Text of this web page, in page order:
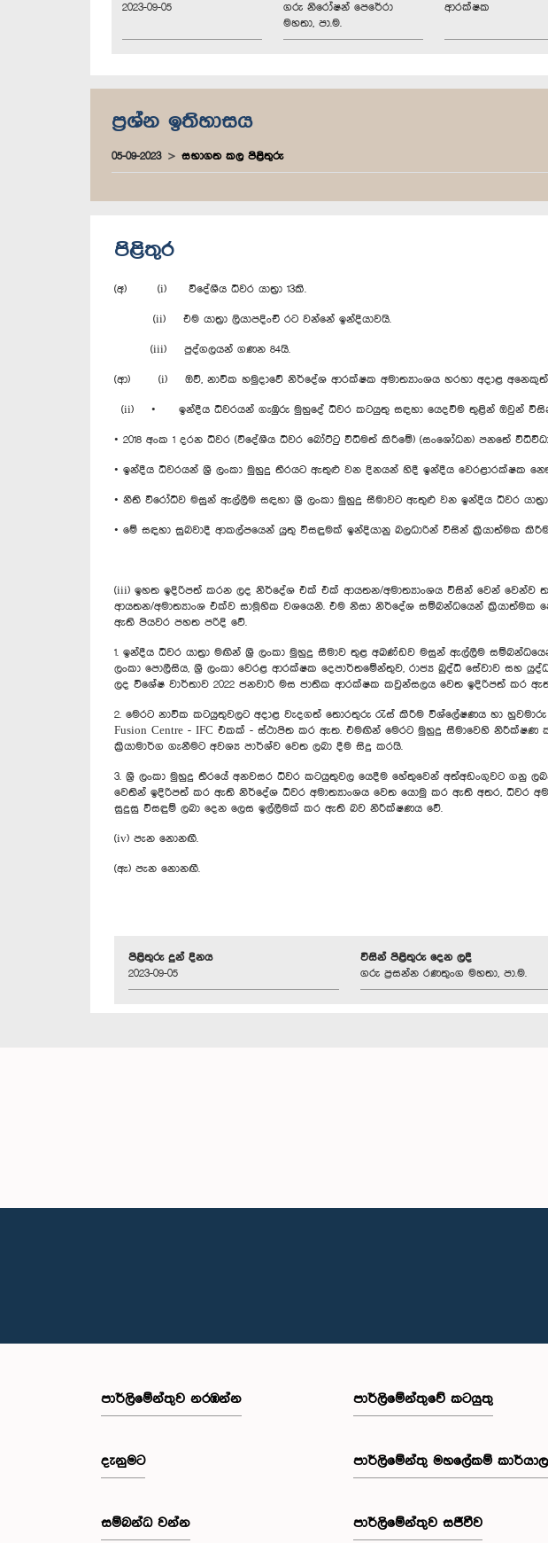
2023-09-05
ගරු නිරෝෂන් පෙරේරා
මහතා, පා.ම.
ආරක්ෂක
ප්‍රශ්න ඉතිහාසය
05-09-2023 සභාගත කල පිළිතුරු
පිළිතුර
(අ) (i) විදේශීය ධීවර යාත්‍රා 13කි.
(ii) එම යාත්‍රා ලියාපදිංචි රට වන්නේ ඉන්දියාවයි.
(iii) පුද්ගලයන් ගණන 84යි.
(ආ) (i) ඔව්, නාවික හමුදාවේ නිර්දේශ ආරක්ෂක අමාත්‍යාංශය හරහා අදාළ
(ii) • ඉන්දීය ධීවරයන් ගැඹුරු මුහුදේ ධීවර කටයුතු සඳහා යෙදවීම තුළින් ඔවුන්
• 2018 අංක 1 දරන ධීවර (විදේශීය ධීවර බෝට්ටු විධිමත් කිරීමේ) (සංශෝධන) පනතේ
• ඉන්දීය ධීවරයන් ශ්‍රී ලංකා මුහුදු තීරයට ඇතුළු වන දිනයන් හිදී ඉන්දීය වෙරළාරක්ෂක
• නීති විරෝධීව මසුන් ඇල්ලීම සඳහා ශ්‍රී ලංකා මුහුදු සීමාවට ඇතුළු වන ඉන්දීය ධීවර
• මේ සඳහා සුබවාදී ආකල්පයෙන් යුතු විසඳුමක් ඉන්දියානු බලධාරින් විසින් ක්‍රියාත්මක
(iii) ඉහත ඉදිරිපත් කරන ලද නිර්දේශ එක් එක් ආයතන/අමාත්‍යාංශය විසින් වෙන්
ආයතන/අමාත්‍යාංශ එක්ව සාමූහික වශයෙනි. එම නිසා නිර්දේශ සම්බන්ධයෙන්
ඇති පියවර පහත පරිදි වේ.
1. ඉන්දීය ධීවර යාත්‍රා මඟින් ශ්‍රී ලංකා මුහුදු සීමාව තුළ අඛණ්ඩව මසුන් ඇල්ලීම
ලංකා පොලීසිය, ශ්‍රී ලංකා වෙරළ ආරක්ෂක දෙපාර්තමේන්තුව, රාජ්‍ය බුද්ධි සේවාව
ලද විශේෂ වාර්තාව 2022 ජනවාරි මස ජාතික ආරක්ෂක කවුන්සලය වෙත ඉදිරිපත් කර
2. මෙරට නාවික කටයුතුවලට අදාළ වැදගත් තොරතුරු රැස් කිරීම විශ්ලේෂණය හා
Fusion Centre - IFC එකක් - ස්ථාපිත කර ඇත. එමඟින් මෙරට මුහුදු සීමාවෙහි
ක්‍රියාමාර්ග ගැනීමට අවශ්‍ය පාර්ශ්ව වෙත ලබා දීම සිදු කරයි.
3. ශ්‍රී ලංකා මුහුදු තීරයේ අනවසර ධීවර කටයුතුවල යෙදීම හේතුවෙන් අත්අඩංගුවට ගනු
වෙතින් ඉදිරිපත් කර ඇති නිර්දේශ ධීවර අමාත්‍යාංශය වෙත යොමු කර ඇති අතර, ධීවර
සුදුසු විසඳුම් ලබා දෙන ලෙස ඉල්ලීමක් කර ඇති බව නිරීක්ෂණය වේ.
(iv) පැන නොනඟී.
(ඇ) පැන නොනඟී.
පිළිතුරු දුන් දිනය
2023-09-05
විසින් පිළිතුරු දෙන ලදී
ගරු ප්‍රසන්න රණතුංග මහතා, පා.ම.
පාර්ලි‌මේන්තුව නරඹන්න
දැනුමට
සම්බන්ධ වන්න
පාර්ලිමේන්තුවේ කටයුතු
පාර්ලිමේන්තු මහලේකම්
පාර්ලිමේන්තුව සජීවීව